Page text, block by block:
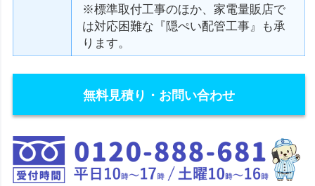
※標準取付工事のほか、家電量販店で
は対応困難な『隠ぺい配管工事』も承
ります。
無料見積り・お問い合わせ